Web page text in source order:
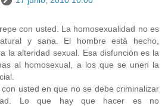
con usted. La homosexualidad no es
y sana. El hombre está hecho,
la alteridad sexual. Esa disfunción es la
al homosexual, a los que se unen la
usted en que no se debe criminalizar
Lo que hay que hacer es no